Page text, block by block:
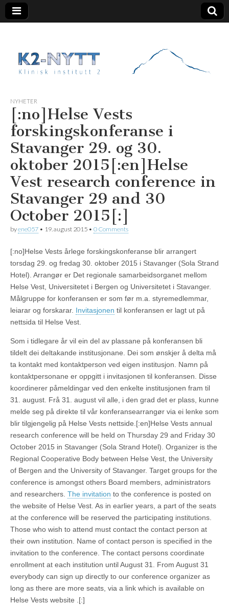
K2 Nytt
NYHETER
[:no]Helse Vests
forskingskonferanse i
Stavanger 29. og 30.
oktober 2015[:en]Helse
Vest research conference in
Stavanger 29 and 30
October 2015[:]
byene057 • 19. august 2015 • 0 Comments
[:no]Helse Vests årlege forskingskonferanse blir arrangert
torsdag 29. og fredag 30. oktober 2015 i Stavanger (Sola Strand
Hotel). Arrangør er Det regionale samarbeidsorganet mellom
Helse Vest, Universitetet i Bergen og Universitetet i Stavanger.
Målgruppe for konferansen er som før m.a. styremedlemmar,
leiarar og forskarar. Invitasjonen til konferansen er lagt ut på
nettsida til Helse Vest.
Som i tidlegare år vil ein del av plassane på konferansen bli
tildelt dei deltakande institusjonane. Dei som ønskjer å delta må
ta kontakt med kontaktperson ved eigen institusjon. Namn på
kontaktpersonane er oppgitt i invitasjonen til konferansen. Disse
koordinerer påmeldingar ved den enkelte institusjonen fram til
31. august. Frå 31. august vil alle, i den grad det er plass, kunne
melde seg på direkte til vår konferansearrangør via ei lenke som
blir tilgjengelig på Helse Vests nettside.[:en]Helse Vests annual
research conference will be held on Thursday 29 and Friday 30
October 2015 in Stavanger (Sola Strand Hotel). Organizer is the
Regional Cooperative Body between Helse Vest, the University
of Bergen and the University of Stavanger. Target groups for the
conference is amongst others Board members, administrators
and researchers. The invitation to the conference is posted on
the website of Helse Vest. As in earlier years, a part of the seats
at the conference will be reserved the participating institutions.
Those who wish to attend must contact the contact person at
their own institution. Name of contact person is specified in the
invitation to the conference. The contact persons coordinate
enrollment at each institution until August 31. From August 31
everybody can sign up directly to our conference organizer as
long as there are more seats, via a link which is available on
Helse Vests website .[:]